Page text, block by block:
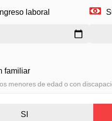
laboral
familiar
menores de edad o con
SI